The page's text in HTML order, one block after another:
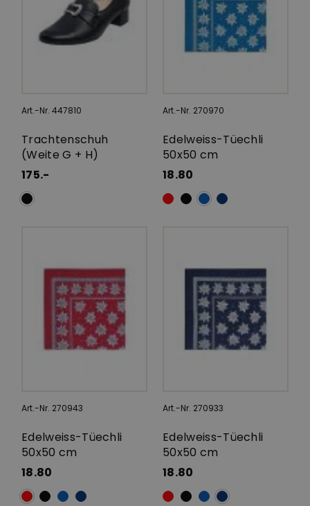
Art.-Nr. 447810
Trachtenschuh
(Weite G + H)
175.-
Art.-Nr. 270970
Edelweiss-Tüechli
50x50 cm
18.80
Art.-Nr. 270943
Edelweiss-Tüechli
50x50 cm
18.80
Art.-Nr. 270933
Edelweiss-Tüechli
50x50 cm
18.80